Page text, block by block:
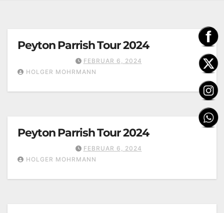
Peyton Parrish Tour 2024
FEBRUAR 6, 2024
HOLGER MOHRMANN
Peyton Parrish Tour 2024
FEBRUAR 6, 2024
HOLGER MOHRMANN